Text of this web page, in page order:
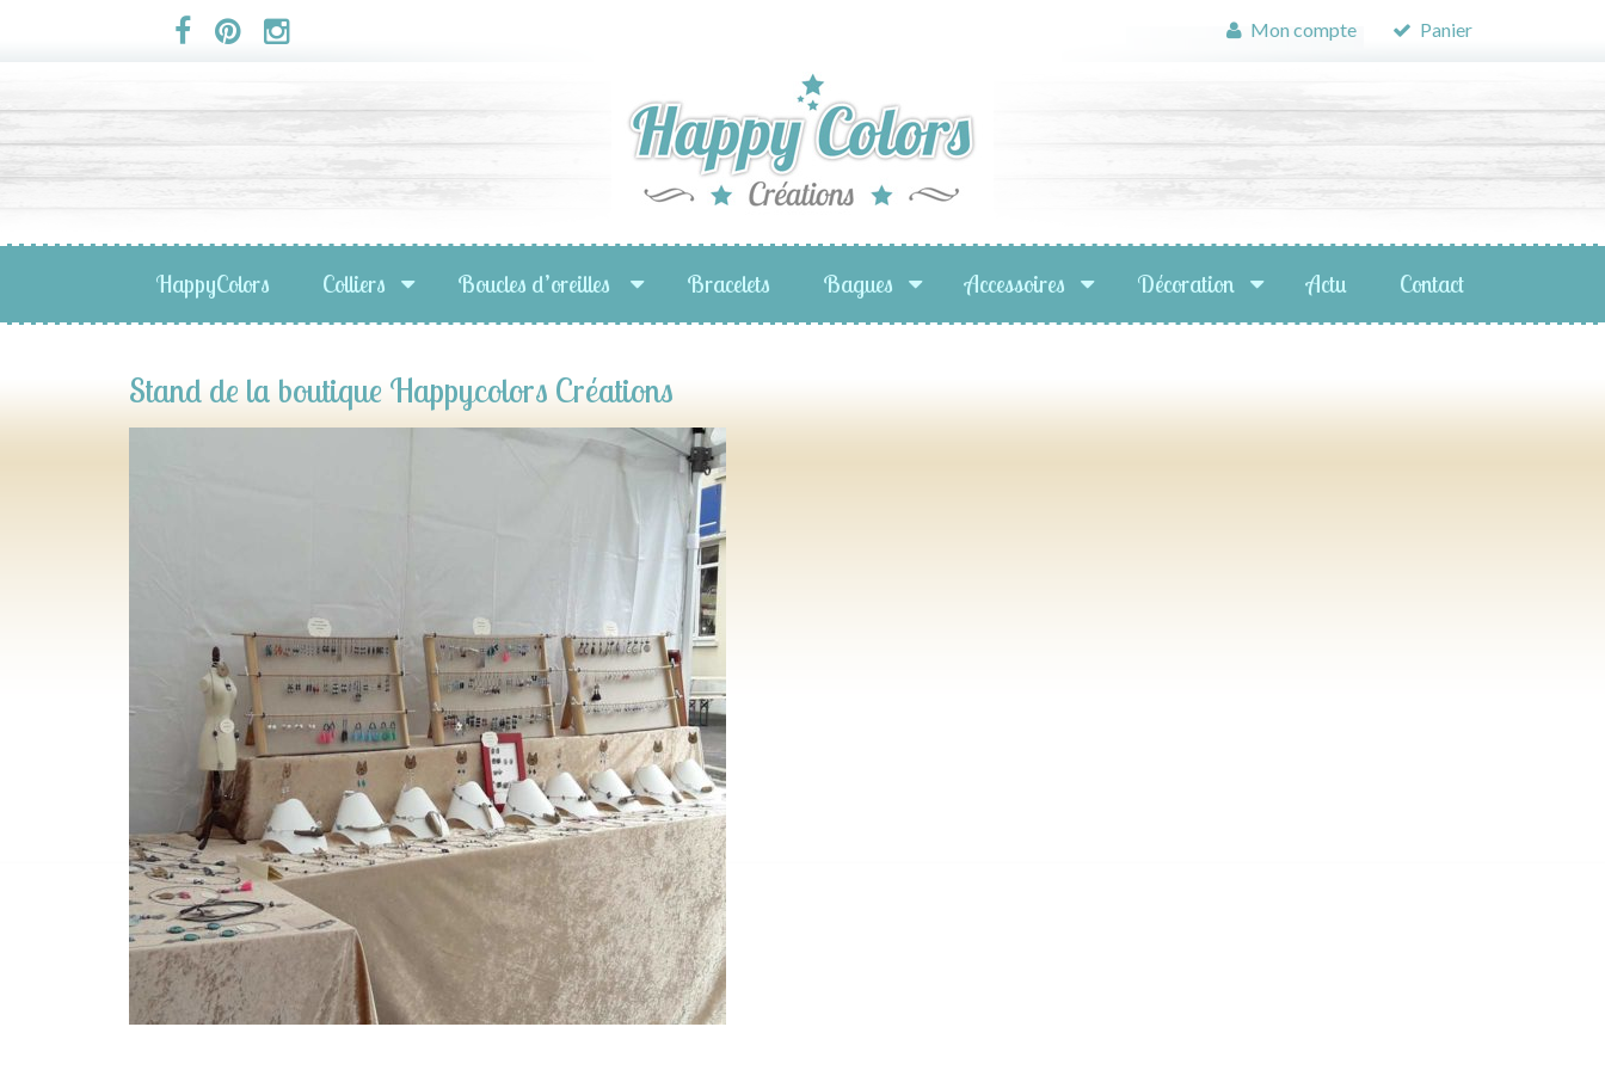
Mon compte Panier
HappyColors Colliers Boucles d’oreilles Bracelets Bagues Accessoires Décoration Actu Contact
Stand de la boutique Happycolors Créations
Panneau de gestion des cookies